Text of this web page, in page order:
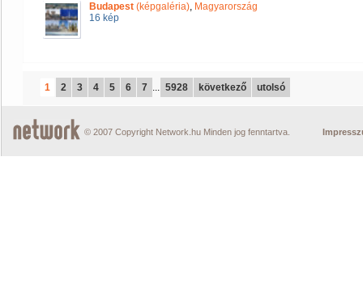
Budapest (képgaléria), Magyarország
16 kép
1 2 3 4 5 6 7 ... 5928 következő utolsó
© 2007 Copyright Network.hu Minden jog fenntartva.